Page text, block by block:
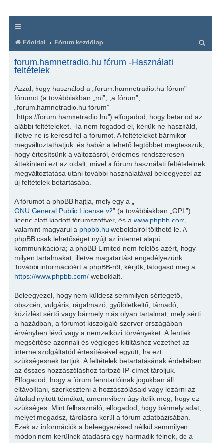
Főoldal Fórum kezdőlap
e
forum.hamnetradio.hu fórum -Használati
feltételek
Azzal, hogy használod a „forum.hamnetradio.hu fórum”
fórumot (a továbbiakban „mi”, „a fórum”,
„forum.hamnetradio.hu fórum”,
„https://forum.hamnetradio.hu”) elfogadod, hogy betartod az
alábbi feltételeket. Ha nem fogadod el, kérjük ne használd,
illetve ne is keresd fel a fórumot. A feltételeket bármikor
megváltoztathatjuk, és habár a lehető legtöbbet megtesszük,
hogy értesítsünk a változásról, érdemes rendszeresen
áttekinteni ezt az oldalt, mivel a fórum használati feltételeinek
megváltoztatása utáni további használatával beleegyezel az
új feltételek betartásába.
A fórumot a phpBB hajtja, mely egy a „
GNU General Public License v2” (a továbbiakban „GPL”)
licenc alatt kiadott fórumszoftver, és awww.phpbb.com
valamint magyarul a phpbb.hu weboldalról tölthető le. A
phpBB csak lehetőséget nyújt az internet alapú
kommunikációra; a phpBB Limited nem felelős azért, hogy
milyen tartalmakat, illetve magatartást engedélyezünk.
További információért a phpBB-ről, kérjük, látogasd meg a
https://www.phpbb.com/ weboldalt.
Beleegyezel, hogy nem küldesz semmilyen sértegető,
obszcén, vulgáris, rágalmazó, gyűlöletkeltő, támadó,
közízlést sértő vagy bármely más olyan tartalmat, mely sérti
a hazádban, a fórumot kiszolgáló szerver országában
érvényben lévő vagy a nemzetközi törvényeket. A fentiek
megsértése azonnali és végleges kitiltáshoz vezethet az
internetszolgáltatód értesítésével együtt, ha ezt
szükségesnek tartjuk. A feltételek betartatásának érdekében
az összes hozzászóláshoz tartozó IP-címet tároljuk.
Elfogadod, hogy a fórum fenntartóinak jogukban áll
eltávolítani, szerkeszteni a hozzászólásaid vagy lezárni az
általad nyitott témákat, amennyiben úgy ítélik meg, hogy ez
szükséges. Mint felhasználó, elfogadod, hogy bármely adat,
melyet megadsz, tárolásra kerül a fórum adatbázisában.
Ezek az információk a beleegyezésed nélkül semmilyen
módon nem kerülnek átadásra egy harmadik félnek, de a